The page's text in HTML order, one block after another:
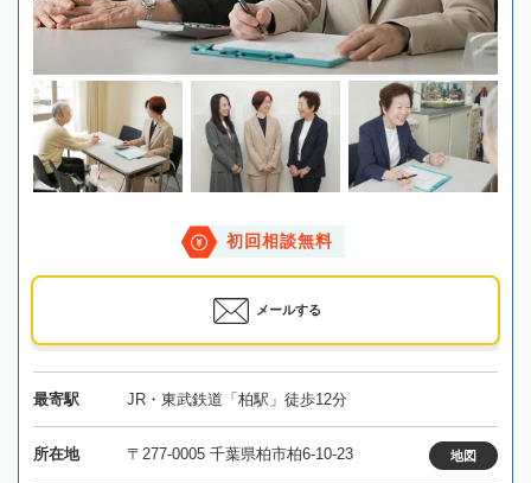
初回相談無料
メールする
最寄駅 JR・東武鉄道「柏駅」徒歩12分
所在地 〒277-0005 千葉県柏市柏6-10-23 地図